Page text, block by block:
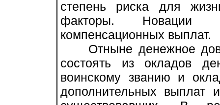
степень риска для
факторы. Новации
компенсационных выплат.
Отныне денежное
состоять из окладов
воинскому званию и
дополнительных выплат